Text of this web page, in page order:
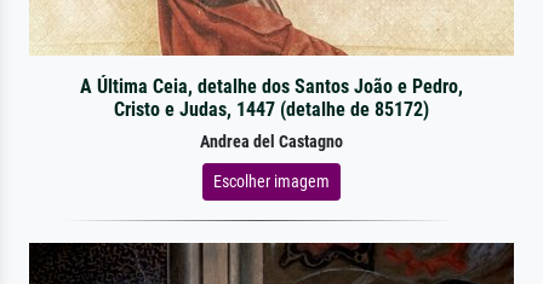
A Última Ceia, detalhe dos Santos João e Pedro,
Cristo e Judas, 1447 (detalhe de 85172)
Andrea del Castagno
Escolher imagem